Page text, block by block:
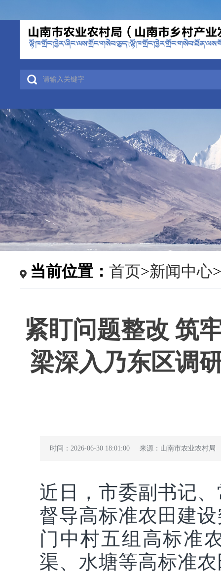
当前位置： 首页>新闻中心>
紧盯问题整改 筑
梁深入乃东区调
时间：2026-06-30 18:01:00 来源：山南市农业农村局
近日，市委副书记
督导高标准农田建
门中村五组高标准
渠、水塘等高标准